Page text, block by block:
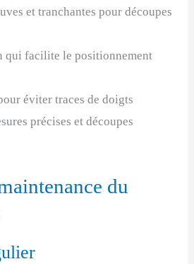
et tranchantes pour découpes
qui facilite le positionnement
éviter traces de doigts
précises et découpes
du